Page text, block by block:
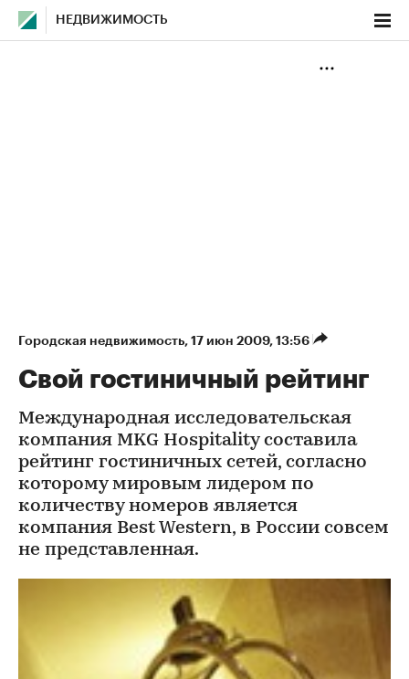
НЕДВИЖИМОСТЬ
Городская недвижимость⁠, 17 июн 2009, 13:56
Свой гостиничный рейтинг
Международная исследовательская
компания MKG Hospitality составила
рейтинг гостиничных сетей, согласно
которому мировым лидером по
количеству номеров является
компания Best Western, в России совсем
не представленная.